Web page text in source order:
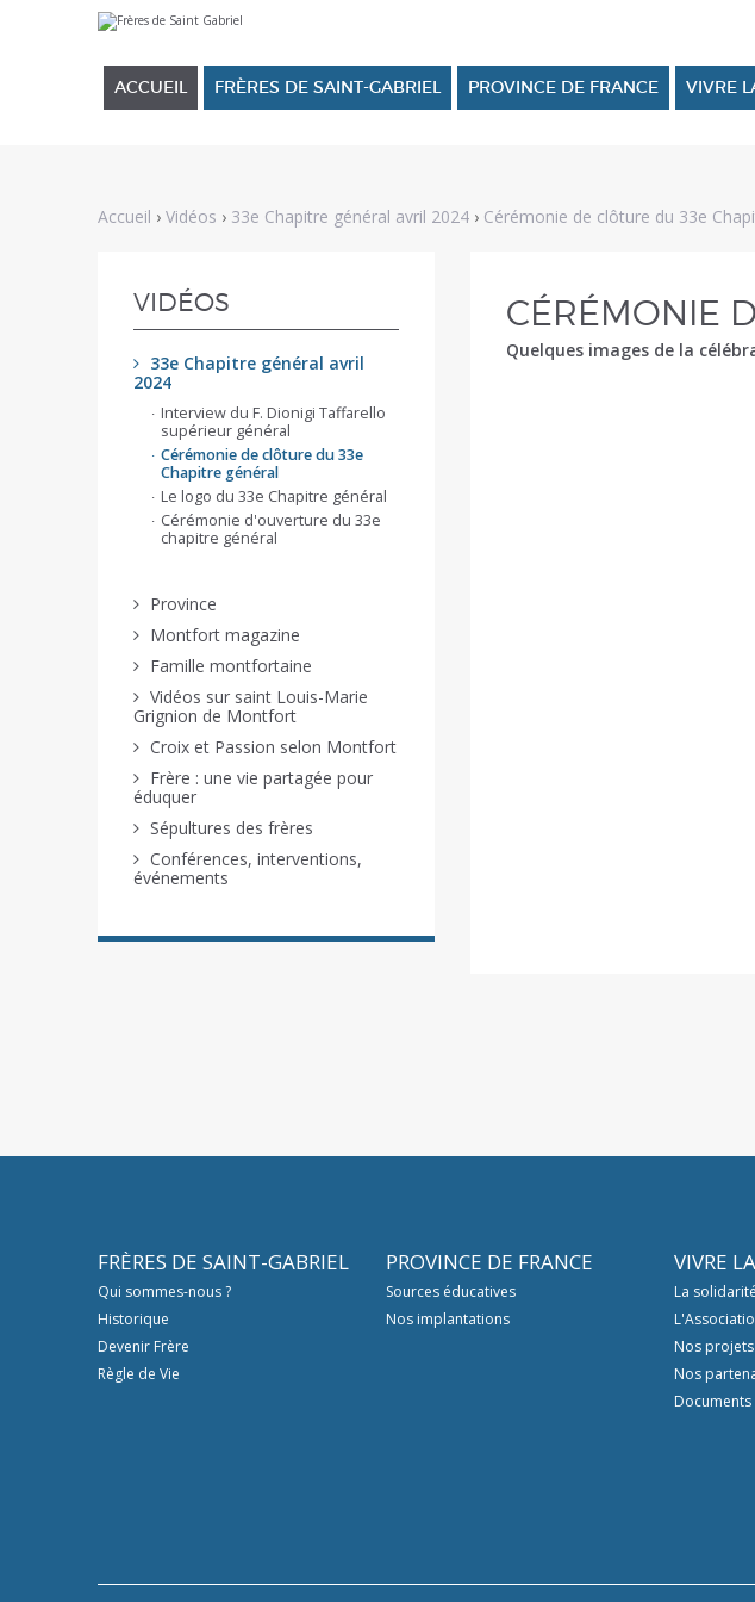
Aller
au
Aller
Outils
personnels
ACCUEIL FRÈRES DE SAINT-GABRIEL PROVINCE DE FRANCE VIVRE
Accueil › Vidéos › 33e Chapitre général avril 2024 › Cérémonie de clôture du 33e
NAVIGATION
VIDÉOS
33e Chapitre général avril
2024
Interview du F. Dionigi Taffarello
supérieur général
Cérémonie de clôture du 33e
Chapitre général
Le logo du 33e Chapitre général
Cérémonie d'ouverture du 33e
chapitre général
Province
Montfort magazine
Famille montfortaine
Vidéos sur saint Louis-Marie
Grignion de Montfort
Croix et Passion selon Montfort
Frère : une vie partagée pour
éduquer
Sépultures des frères
Conférences, interventions,
événements
CÉRÉMONIE
Quelques images de la
FRÈRES DE SAINT-GABRIEL
Qui sommes-nous ?
Historique
Devenir Frère
Règle de Vie
PROVINCE DE FRANCE
Sources éducatives
Nos implantations
VIVRE
La solidarité
Nos projets
Nos
Documents